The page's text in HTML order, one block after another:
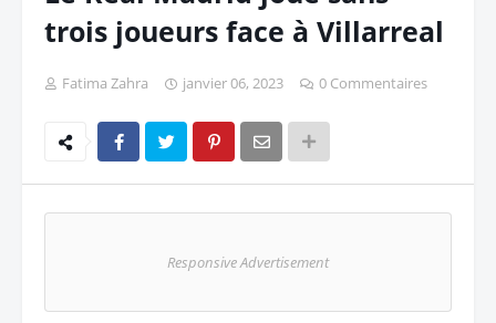
trois joueurs face à Villarreal
Fatima Zahra janvier 06, 2023 0 Commentaires
Responsive Advertisement